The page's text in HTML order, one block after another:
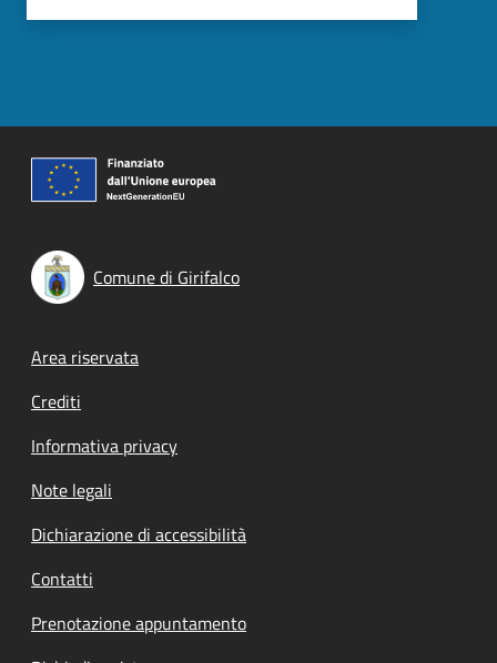
Comune di Girifalco
Footer menu
Area riservata
Crediti
Informativa privacy
Note legali
Dichiarazione di accessibilità
Contatti
Prenotazione appuntamento